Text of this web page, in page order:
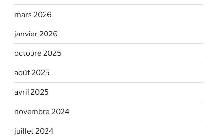
mars 2026
janvier 2026
octobre 2025
août 2025
avril 2025
novembre 2024
juillet 2024